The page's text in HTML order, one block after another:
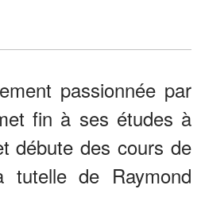
passionnée par
fin à ses études à
débute des cours de
tutelle de Raymond